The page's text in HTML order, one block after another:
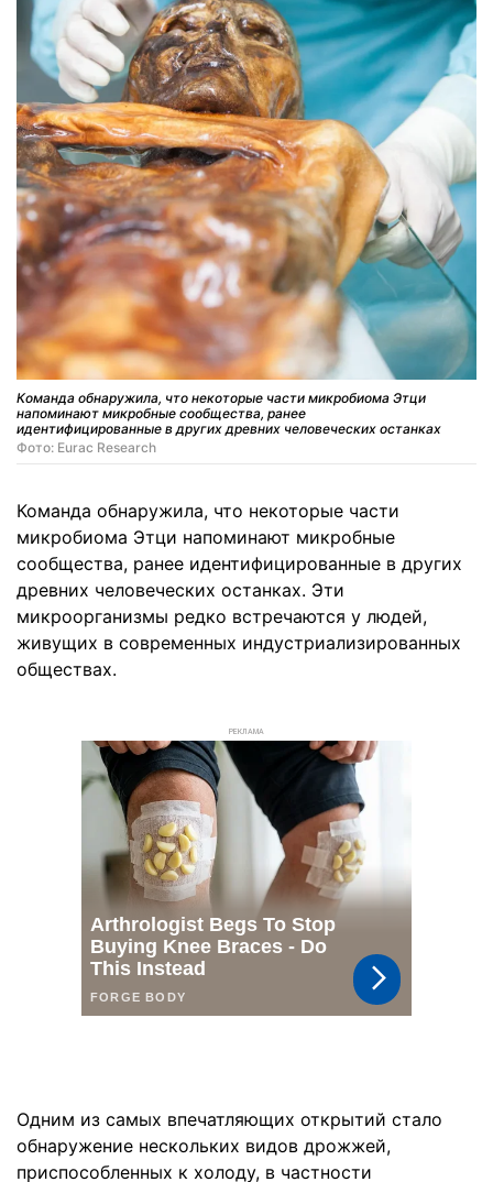
Команда обнаружила, что некоторые части микробиома Этци
напоминают микробные сообщества, ранее
идентифицированные в других древних человеческих останках
Фото: Eurac Research
Команда обнаружила, что некоторые части
микробиома Этци напоминают микробные
сообщества, ранее идентифицированные в других
древних человеческих останках. Эти
микроорганизмы редко встречаются у людей,
живущих в современных индустриализированных
обществах.
РЕКЛАМА
Одним из самых впечатляющих открытий стало
обнаружение нескольких видов дрожжей,
приспособленных к холоду, в частности